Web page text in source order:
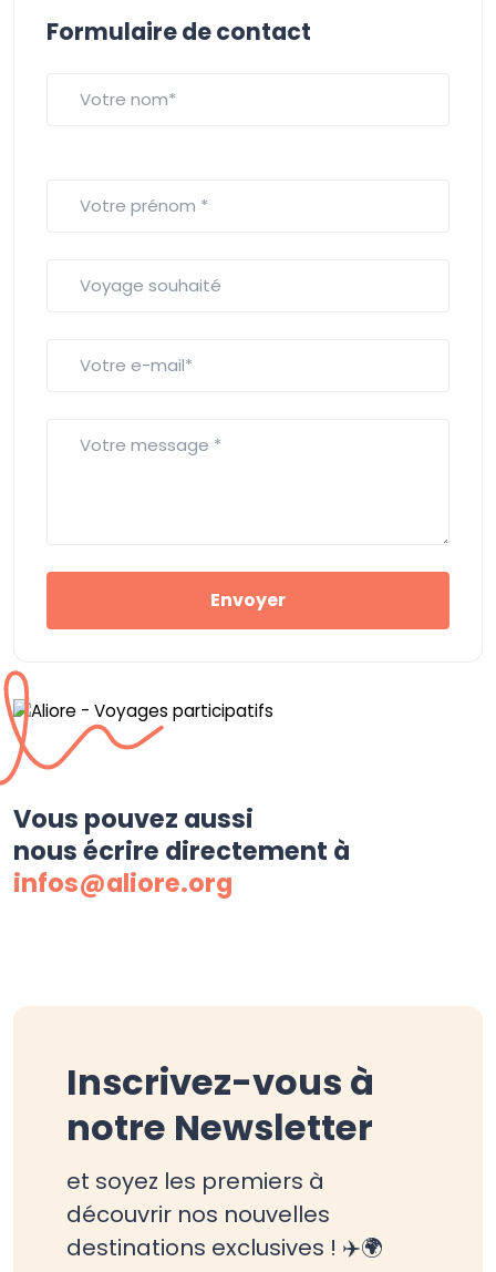
Formulaire de contact
Envoyer
Vous pouvez aussi
nous écrire directement à
infos@aliore.org
Inscrivez-vous à
notre Newsletter
et soyez les premiers à
découvrir nos nouvelles
destinations exclusives ! ✈️🌍